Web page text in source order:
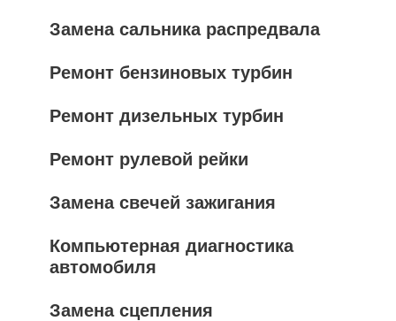
Замена сальника распредвала
Ремонт бензиновых турбин
Ремонт дизельных турбин
Ремонт рулевой рейки
Замена свечей зажигания
Компьютерная диагностика
автомобиля
Замена сцепления